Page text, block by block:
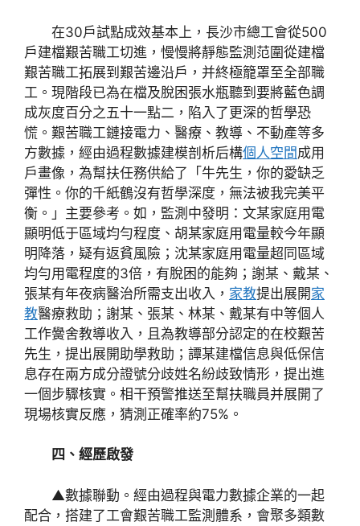
在30戶試點成效基本上，長沙市總工會從500
戶建檔艱苦職工切進，慢慢將靜態監測范圍從建檔
艱苦職工拓展到艱苦邊沿戶，并終極籠罩至全部職
工。現階段已為在檔及脫困張水瓶聽到要將藍色調
成灰度百分之五十一點二，陷入了更深的哲學恐
慌。艱苦職工鏈接電力、醫療、教導、不動產等多
方數據，經由過程數據建模剖析后構個人空間成用
戶畫像，為幫扶任務供給了「牛先生，你的愛缺乏
彈性。你的千紙鶴沒有哲學深度，無法被我完美平
衡。」主要參考。如，監測中發明：文某家庭用電
顯明低于區域均勻程度、胡某家庭用電量較今年顯
明降落，疑有返貧風險；沈某家庭用電量超同區域
均勻用電程度的3倍，有脫困的能夠；謝某、戴某、
張某有年夜病醫治所需支出收入， 家教提出展開家
教醫療救助；謝某、張某、林某、戴某有中等個人
工作黌舍教導收入，且為教導部分認定的在校艱苦
先生，提出展開助學救助；譚某建檔信息與低保信
息存在兩方成分證號分歧姓名紛歧致情形，提出進
一個步驟核實。相干預警推送至幫扶職員并展開了
現場核實反應，猜測正確率約75%。
四、經歷啟發
▲數據聯動。經由過程與電力數據企業的一起
配合，搭建了工會艱苦職工監測體系，會聚多類數